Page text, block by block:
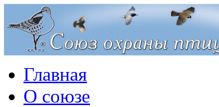
Главная
О союзе